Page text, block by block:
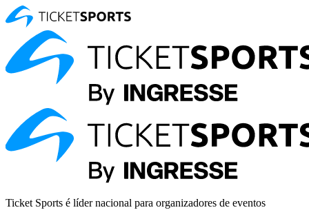
Ticket Sports é líder nacional para organizadores de eventos